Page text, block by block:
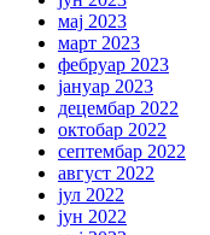
мај 2023
март 2023
фебруар 2023
јануар 2023
децембар 2022
октобар 2022
септембар 2022
август 2022
јул 2022
јун 2022